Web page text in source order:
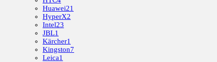
Huawei21
HyperX2
Intel23
JBL1
Kärcher1
Kingston7
Leica1